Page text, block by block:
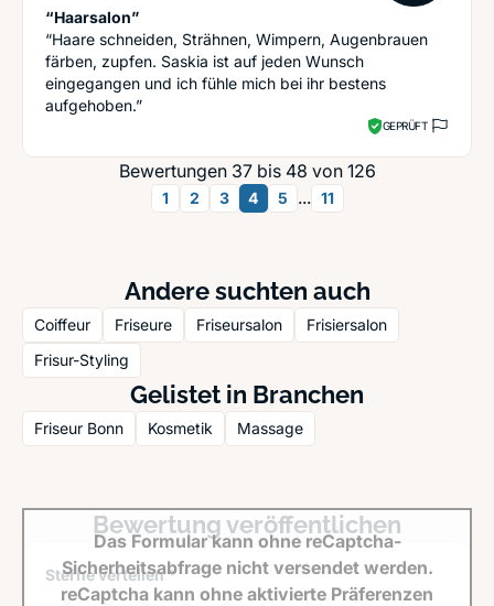
“Haarsalon”
“Haare schneiden, Strähnen, Wimpern, Augenbrauen
färben, zupfen. Saskia ist auf jeden Wunsch
eingegangen und ich fühle mich bei ihr bestens
aufgehoben.”
GEPRÜFT
Bewertungen 37 bis 48 von 126
1 2 3 4 5 ... 11
Andere suchten auch
Coiffeur Friseure Friseursalon
Frisiersalon
Frisur-Styling
Gelistet in Branchen
Friseur Bonn Kosmetik Massage
Bewertung veröffentlichen
Sterne verteilen *
Das Formular kann ohne reCaptcha-
Sicherheitsabfrage nicht versendet werden.
reCaptcha kann ohne aktivierte Präferenzen